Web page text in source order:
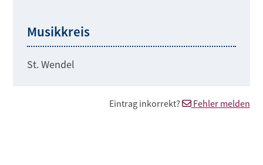
Musikkreis
St. Wendel
Eintrag inkorrekt? Fehler melden